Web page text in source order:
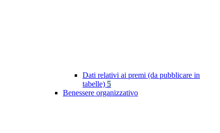
Dati relativi ai premi (da pubblicare in
tabelle) 5
Benessere organizzativo